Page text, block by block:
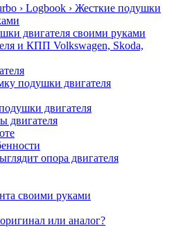
› Logbook › Жесткие подушки
двигателя своими руками
и КПП Volkswagen, Skoda,
подушки двигателя
двигателя
двигателя
опора двигателя
своими руками
или аналог?